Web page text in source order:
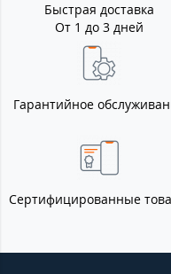
Быстрая доставка
От 1 до 3 дней
Гарантийное
Сертифицированные